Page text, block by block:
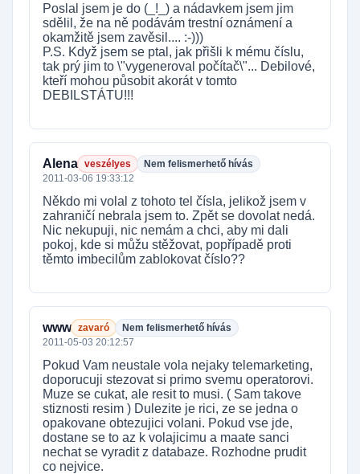
Poslal jsem je do (_!_) a nádavkem jsem jim
sdělil, že na ně podávám trestní oznámení a
okamžitě jsem zavěsil.... :-)))
P.S. Když jsem se ptal, jak přišli k mému číslu,
tak prý jim to \"vygeneroval počítač\"... Debilové,
kteří mohou působit akorát v tomto
DEBILSTÁTU!!!
Alena veszélyes
Nem felismerhető hívás
2011-03-06 19:33:12
Někdo mi volal z tohoto tel čísla, jelikož jsem v
zahraničí nebrala jsem to. Zpět se dovolat nedá.
Nic nekupuji, nic nemám a chci, aby mi dali
pokoj, kde si můžu stěžovat, popřípadě proti
těmto imbecilům zablokovat číslo??
www zavaró
Nem felismerhető hívás
2011-05-03 20:12:57
Pokud Vam neustale vola nejaky telemarketing,
doporucuji stezovat si primo svemu operatorovi.
Muze se cukat, ale resit to musi. ( Sam takove
stiznosti resim ) Dulezite je rici, ze se jedna o
opakovane obtezujici volani. Pokud vse jde,
dostane se to az k volajicimu a maate sanci
nechat se vyradit z databaze. Rozhodne prudit
co nejvice.